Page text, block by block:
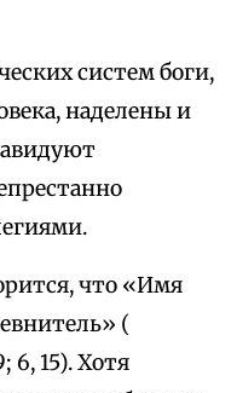
систем боги,
наделены и
что «Имя
(
6, 15). Хотя